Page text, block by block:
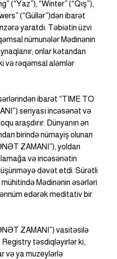
(“Yaz”), “Winter” (“Qış”),
(“Güllər”)dən ibarət
yaratdı. Təbiətin üzvi
nümunələr Mədinənin
onlar kətandan
və rəqəmsal aləmlər
ibarət “TIME TO
seriyası incəsənət və
araşdırır. Dünyanın ən
birində nümayiş olunan
ZAMANI”), yoldan
və incəsənətin
dəvət etdi. Sürətli
Mədinənin əsərləri
edərək meditativ bir
ZAMANI”) vasitəsilə
Registry təsdiqləyirlər ki,
və ya muzeylərlə